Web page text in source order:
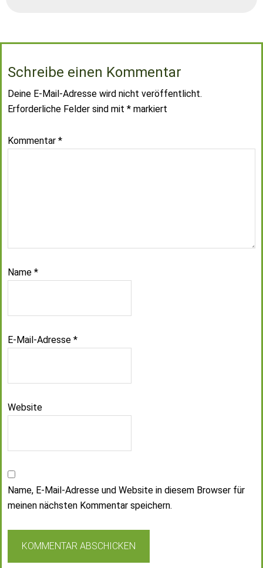
Schreibe einen Kommentar
Deine E-Mail-Adresse wird nicht veröffentlicht.
Erforderliche Felder sind mit * markiert
Kommentar *
Name *
E-Mail-Adresse *
Website
Name, E-Mail-Adresse und Website in diesem Browser für
meinen nächsten Kommentar speichern.